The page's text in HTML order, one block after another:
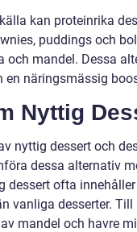
kan proteinrika
puddings och
och mandel. Dessa
en näringsmässig
Nyttig
nyttig dessert och
dessa alternativ
dessert ofta
vanliga desserter. Till
mandel och havre